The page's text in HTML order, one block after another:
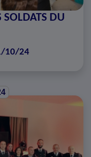
SOLDATS DU
10/24